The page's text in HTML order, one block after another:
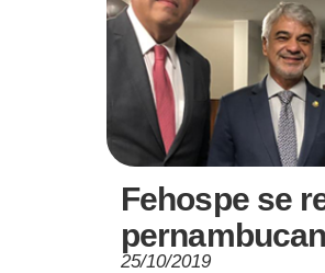
Fehospe se
25/10/2019